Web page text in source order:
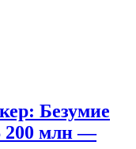
Безумие
200 млн —